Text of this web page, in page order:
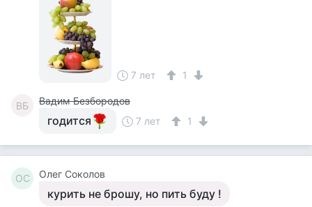
7 лет 1
ВБ Вадим Безбородов
годится 7 лет 1
ОС Олег Соколов
курить не брошу, но пить буду !